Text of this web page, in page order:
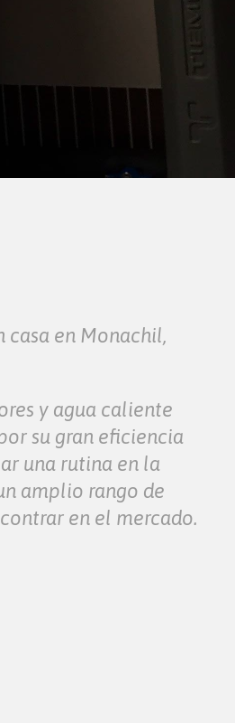
en Monachil,
y agua caliente
su gran eficiencia
una rutina en la
amplio rango de
en el mercado.